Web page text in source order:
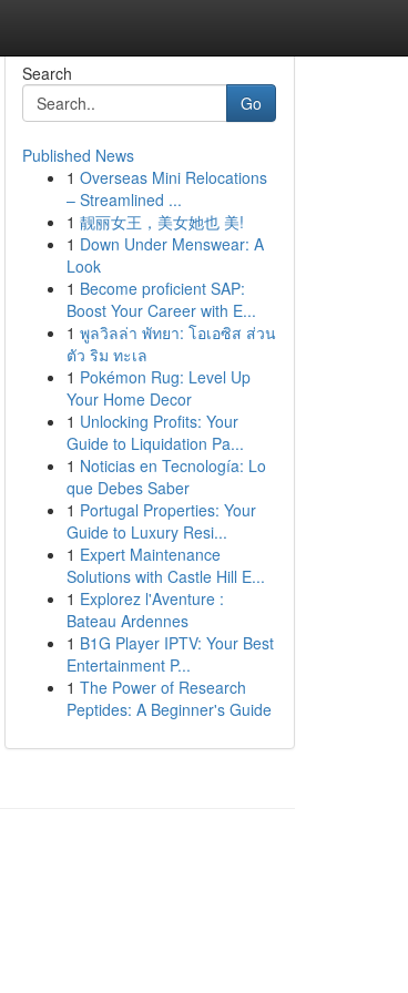
Search
Go
Published News
1 Overseas Mini Relocations
– Streamlined ...
1 靓丽女王，美女她也 美!
1 Down Under Menswear: A
Look
1 Become proficient SAP:
Boost Your Career with E...
1 พูลวิลล่า พัทยา: โอเอซิส ส่วน
ตัว ริม ทะเล
1 Pokémon Rug: Level Up
Your Home Decor
1 Unlocking Profits: Your
Guide to Liquidation Pa...
1 Noticias en Tecnología: Lo
que Debes Saber
1 Portugal Properties: Your
Guide to Luxury Resi...
1 Expert Maintenance
Solutions with Castle Hill E...
1 Explorez l'Aventure :
Bateau Ardennes
1 B1G Player IPTV: Your Best
Entertainment P...
1 The Power of Research
Peptides: A Beginner's Guide